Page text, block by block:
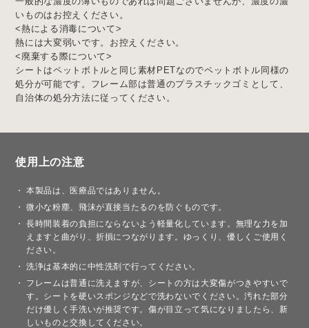
いものはお控えください。
<熱による消毒について>
熱には大変弱いです。お控えください。
<廃棄する際について>
シートはペットボトルと同じ素材PETなのでペットボトル同様の
処分が可能です。フレーム部は普通のプラスチックゴミとして、
自治体の処分方法に従ってください。
使用上の注意
本製品は、医療品ではありません。
微小な粉塵、飛沫が直接当たるのを防ぐものです。
長時間装着の負担にならないよう軽量化しています。無理な力を加
えますと曲がり、折損につながります。ゆっくり、優しくご使用く
ださい。
洗浄は基本的に中性洗剤で行ってください。
フレームは普通に洗えますが、シートの方は大変傷がつきやすいで
す。シートを硬いスポンジなどで洗わないでください。汚れた部分
だけ優しく手洗いが推奨です。傷が目立って気になりましたら、新
しいものと交換してください。